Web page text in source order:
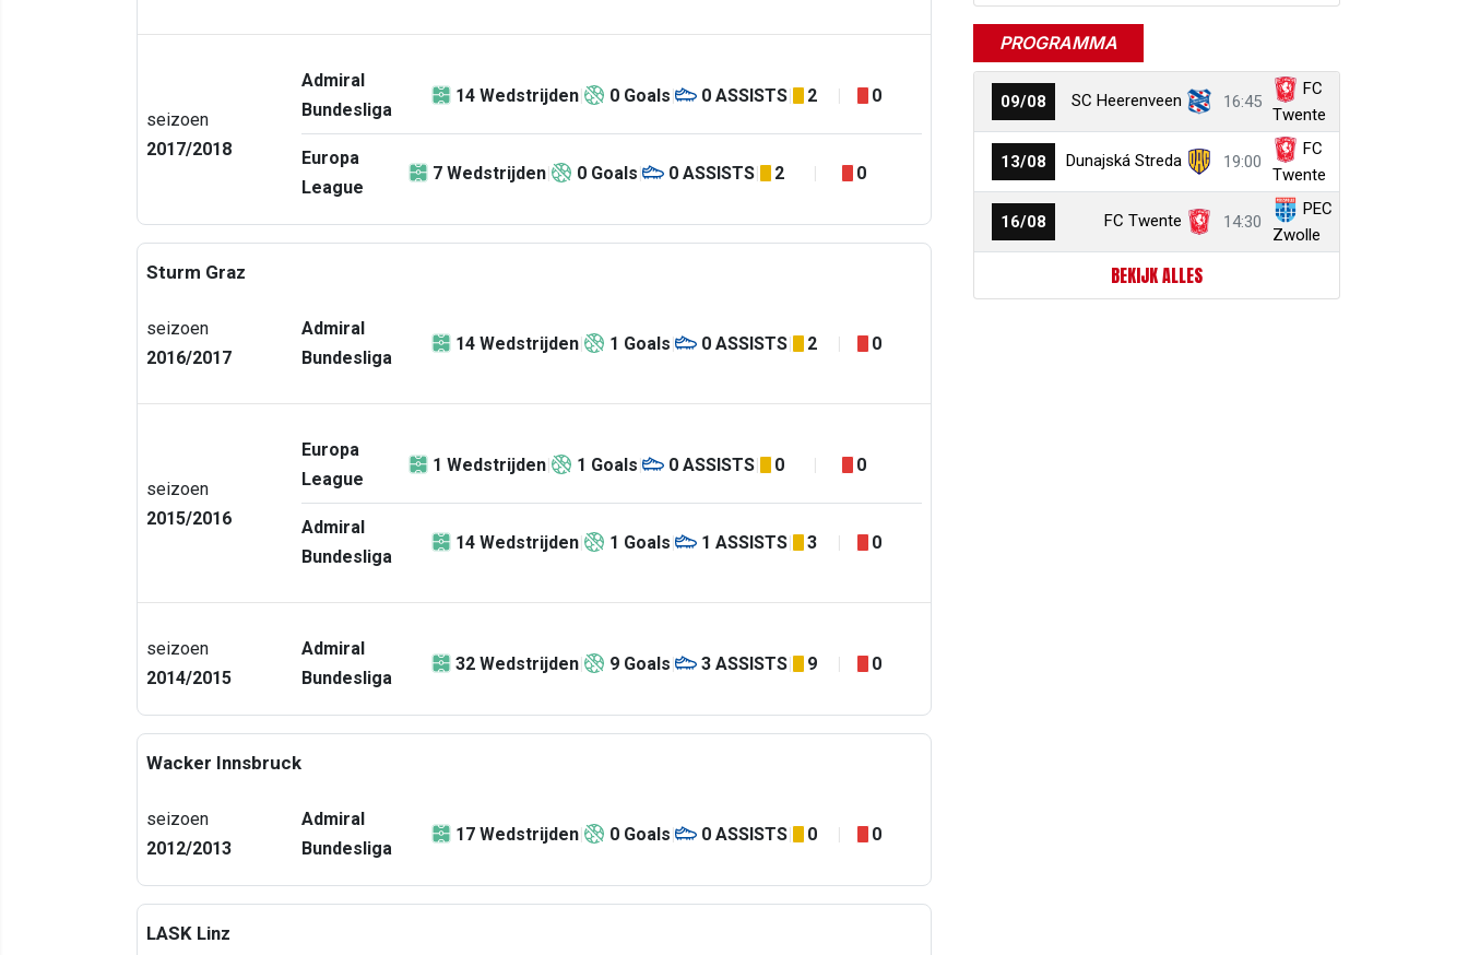
seizoen
2017/2018
Admiral
Bundesliga
14 Wedstrijden 0 Goals 0 ASSISTS 2 0
Europa
League
7 Wedstrijden 0 Goals 0 ASSISTS 2 0
Sturm Graz
seizoen
2016/2017
Admiral
Bundesliga
14 Wedstrijden 1 Goals 0 ASSISTS 2 0
seizoen
2015/2016
Europa
League
1 Wedstrijden 1 Goals 0 ASSISTS 0 0
Admiral
Bundesliga
14 Wedstrijden 1 Goals 1 ASSISTS 3 0
seizoen
2014/2015
Admiral
Bundesliga
32 Wedstrijden 9 Goals 3 ASSISTS 9 0
Wacker Innsbruck
seizoen
2012/2013
Admiral
Bundesliga
17 Wedstrijden 0 Goals 0 ASSISTS 0 0
LASK Linz
PROGRAMMA
09/08 SC Heerenveen 16:45
FC
Twente
13/08 Dunajská Streda 19:00
FC
Twente
16/08 FC Twente 14:30
PEC
Zwolle
BEKIJK ALLES